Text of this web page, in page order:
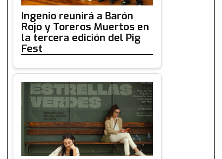
Ingenio reunirá a Barón
Rojo y Toreros Muertos en
la tercera edición del Pig
Fest